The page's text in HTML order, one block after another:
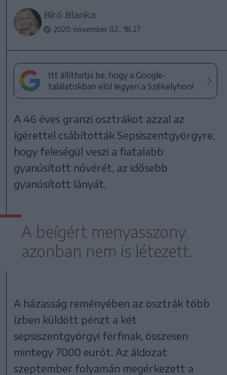
Bíró Blanka
2020. november 02., 18:27
Itt állíthatja be, hogy a Google-
találatokban elöl legyen a Székelyhon!
A 46 éves granzi osztrákot azzal az
ígérettel csábították Sepsiszentgyörgyre,
hogy feleségül veszi a fiatalabb
gyanúsított nővérét, az idősebb
gyanúsított lányát.
A beígért menyasszony
azonban nem is létezett.
A házasság reményében az osztrák több
ízben küldött pénzt a két
sepsiszentgyörgyi férfinak, összesen
mintegy 7000 eurót. Az áldozat
szeptember folyamán megérkezett a